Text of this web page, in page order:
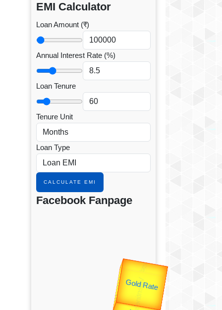
EMI Calculator
Loan Amount (₹)
Annual Interest Rate (%)
Loan Tenure
Tenure Unit
Loan Type
CALCULATE EMI
Facebook Fanpage
उप प्रधानमंत्री
Valentine's
उपराष्ट्रपति
Gold Rate unTV Special